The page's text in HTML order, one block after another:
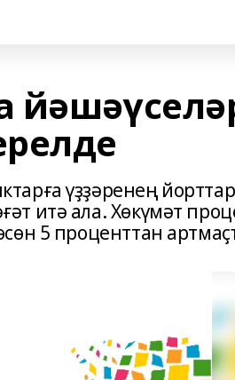
үҙҙәренең
итә ала. Хөкүмәт
5 проценттан